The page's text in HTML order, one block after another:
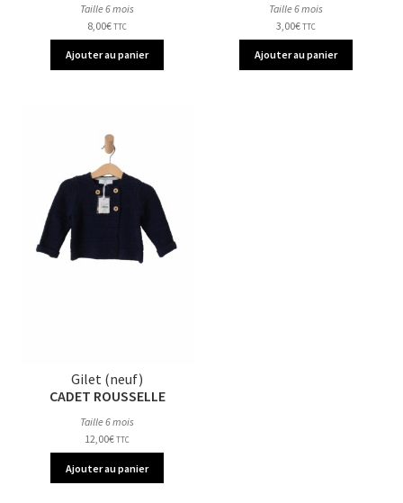
Taille 6 mois
8,00€ TTC
Ajouter au panier
Taille 6 mois
3,00€ TTC
Ajouter au panier
Gilet (neuf)
CADET ROUSSELLE
Taille 6 mois
12,00€ TTC
Ajouter au panier